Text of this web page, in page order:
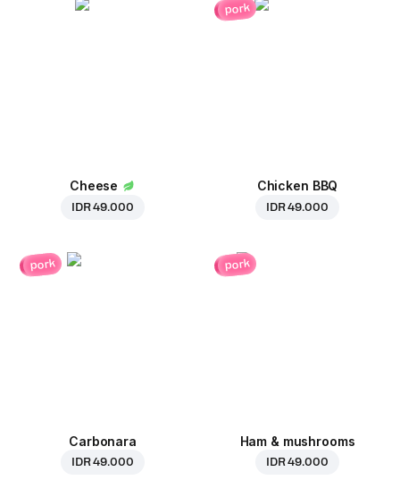
Cheese
IDR 49.000
pork
Chicken BBQ
IDR 49.000
pork
Carbonara
IDR 49.000
pork
Ham & mushrooms
IDR 49.000